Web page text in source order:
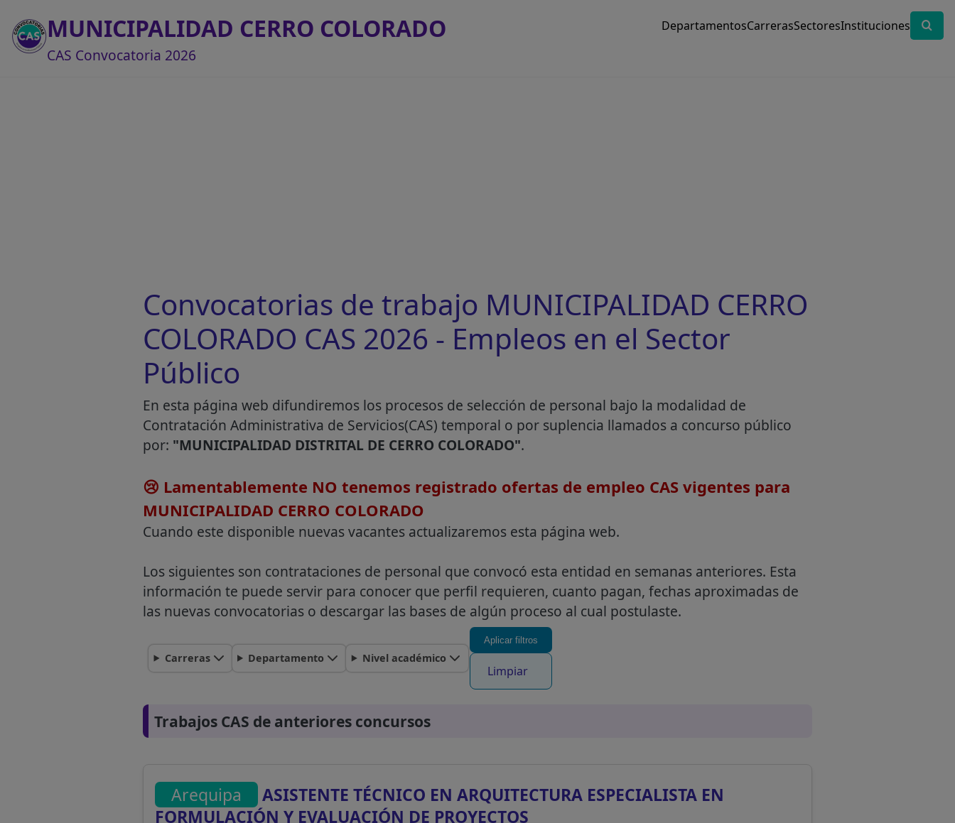
MUNICIPALIDAD CERRO COLORADO
CAS Convocatoria 2026
DepartamentosCarrerasSectoresInstituciones
Convocatorias de trabajo MUNICIPALIDAD CERRO
COLORADO CAS 2026 - Empleos en el Sector
Público
En esta página web difundiremos los procesos de selección de personal bajo la modalidad de
Contratación Administrativa de Servicios(CAS) temporal o por suplencia llamados a concurso público
por: "MUNICIPALIDAD DISTRITAL DE CERRO COLORADO".
😢 Lamentablemente NO tenemos registrado ofertas de empleo CAS vigentes para
MUNICIPALIDAD CERRO COLORADO
Cuando este disponible nuevas vacantes actualizaremos esta página web.
Los siguientes son contrataciones de personal que convocó esta entidad en semanas anteriores. Esta
información te puede servir para conocer que perfil requieren, cuanto pagan, fechas aproximadas de
las nuevas convocatorias o descargar las bases de algún proceso al cual postulaste.
Carreras Departamento Nivel académico
Aplicar filtros
Limpiar
Trabajos CAS de anteriores concursos
Arequipa
ASISTENTE TÉCNICO EN ARQUITECTURA ESPECIALISTA EN
FORMULACIÓN Y EVALUACIÓN DE PROYECTOS